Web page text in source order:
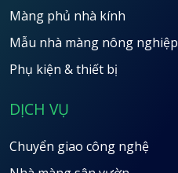
Màng phủ nhà kính
Mẫu nhà màng nông nghiệp
Phụ kiện & thiết bị
DỊCH VỤ
Chuyển giao công nghệ